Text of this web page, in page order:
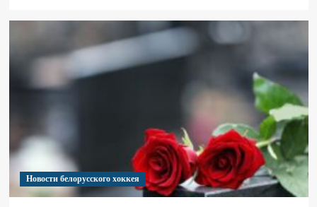
Новости белорусского хоккея